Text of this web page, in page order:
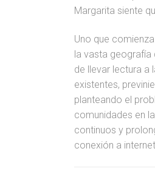
Margarita siente
Uno que
la vasta geografía
de llevar lectura a
existentes,
planteando el
comunidades en
continuos y
conexión a